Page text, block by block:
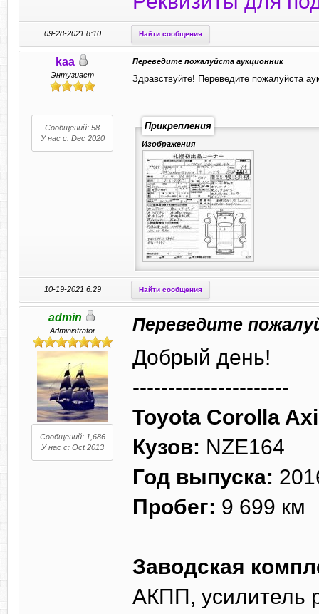
09-28-2021 8:10 Найти сообщения
kaa
Энтузиаст
Сообщений: 58
У нас с: Dec 2020
Переведите пожалуйста аукционник
Здравствуйте! Переведите пожалуйста
Прикрепления
Изображения
10-19-2021 6:29 Найти сообщения
admin
Administrator
Сообщений: 1,686
У нас с: Oct 2013
Переведите
Добрый день!
----------------------
Toyota Corolla
Кузов: NZE164
Год выпуска:
Пробег: 9 699 км
Заводская
АКПП, усилитель